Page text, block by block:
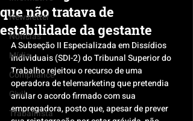
Newsletter
Notícias
Mídia
Compliance
Civil
Trabalhista
que não tratava de
estabilidade da gestante
A Subseção II Especializada em Dissídios
Individuais (SDI-2) do Tribunal Superior do
Trabalho rejeitou o recurso de uma
operadora de telemarketing que pretendia
anular o acordo firmado com sua
empregadora, posto que, apesar de prever